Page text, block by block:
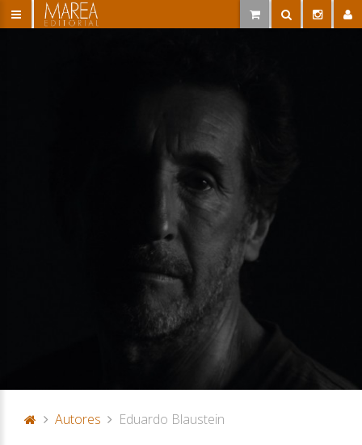
Autores Eduardo Blaustein